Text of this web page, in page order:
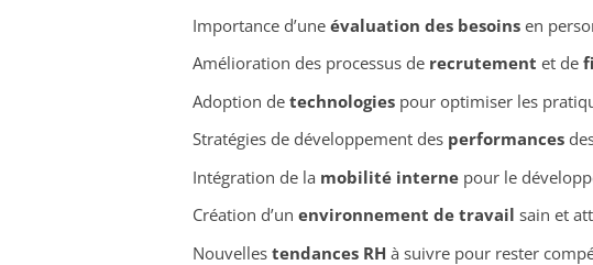
Importance d’une évaluation des besoinsen
Amélioration des processus de recrutement et de
Adoption de technologiespour optimiser les
Stratégies de développement des performances
Intégration de la mobilité internepour le
Création d’un environnement de travail sain et
Nouvelles tendances RHà suivre pour rester